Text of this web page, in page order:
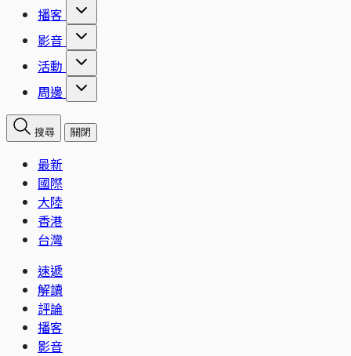
播客
影音
活動
周邊
搜尋 關閉
最新
國際
大陸
香港
台灣
速遞
解讀
評論
播客
影音